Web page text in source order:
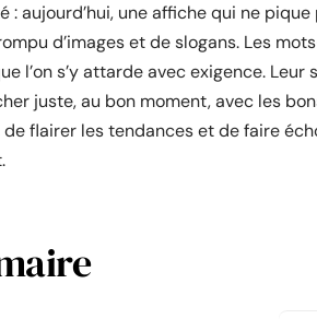
: aujourd’hui, une affiche qui ne
d’images et de slogans. Les
l’on s’y attarde avec exigence.
juste, au bon moment, avec les
flairer les tendances et de faire